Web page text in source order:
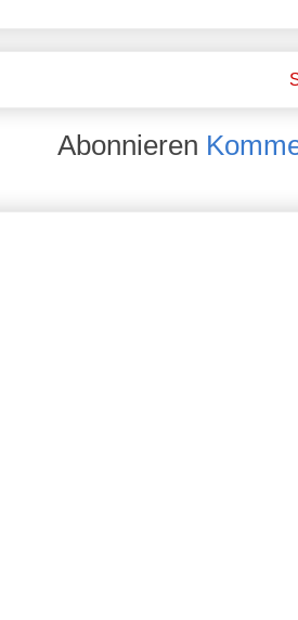
Abonnieren